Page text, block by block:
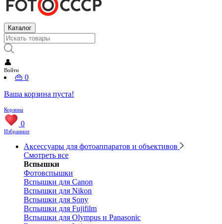
Каталог
👤
Войти
👜 0
Ваша корзина пуста!
Корзина
0
Избранное
Аксессуары для фотоаппаратов и объективов
Смотреть все
Вспышки
Фотовспышки
Вспышки для Canon
Вспышки для Nikon
Вспышки для Sony
Вспышки для Fujifilm
Вспышки для Olympus и Panasonic